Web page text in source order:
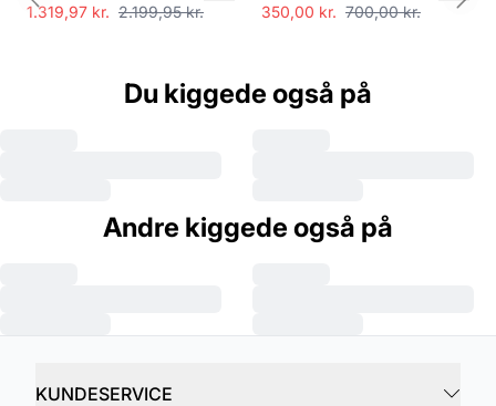
1.319,97 kr. 2.199,95 kr.
350,00 kr. 700,00 kr.
Previous slide
Du kiggede også på
Andre kiggede også på
KUNDESERVICE